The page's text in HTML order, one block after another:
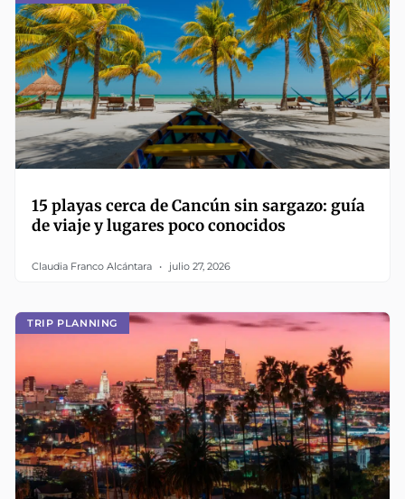
15 playas cerca de Cancún sin sargazo: guía
de viaje y lugares poco conocidos
Claudia Franco Alcántara julio 27, 2026
TRIP PLANNING